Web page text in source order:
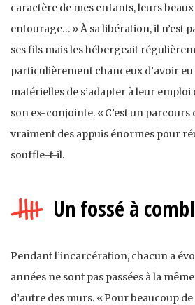
caractère de mes enfants, leurs
entourage… » À sa libération, il n’est
ses fils mais les hébergeait
particulièrement chanceux d’avoir eu
matérielles de s’adapter à leur emploi
son ex-conjointe. « C’est un
vraiment des appuis énormes pour
souffle-t-il.
Un fossé à
Pendant l’incarcération, chacun a
années ne sont pas passées à la
d’autre des murs. « Pour beaucoup